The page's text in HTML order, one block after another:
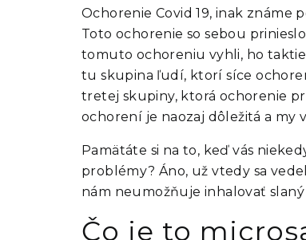
Ochorenie Covid 19, inak známe
Toto ochorenie so sebou
tomuto ochoreniu vyhli, ho
tu skupina ľudí, ktorí síce
tretej skupiny, ktorá ochorenie
ochorení je naozaj dôležitá a my
Pamätáte si na to, keď vás
problémy? Áno, už vtedy sa
nám neumožňuje inhalovať
Čo je to